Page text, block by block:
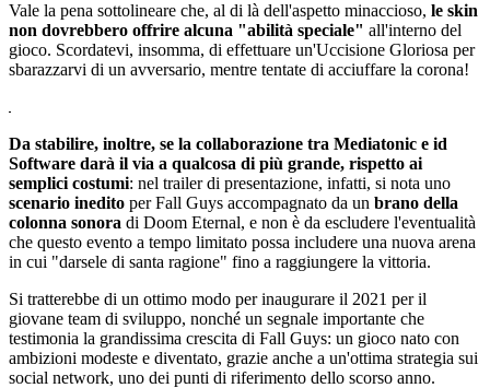
Vale la pena sottolineare che, al di là dell'aspetto minaccioso, le skin
non dovrebbero offrire alcuna "abilità speciale" all'interno del
gioco. Scordatevi, insomma, di effettuare un'Uccisione Gloriosa per
sbarazzarvi di un avversario, mentre tentate di acciuffare la corona!
Da stabilire, inoltre, se la collaborazione tra Mediatonic e id
Software darà il via a qualcosa di più grande, rispetto ai
semplici costumi: nel trailer di presentazione, infatti, si nota uno
scenario inedito per Fall Guys accompagnato da un brano della
colonna sonora di Doom Eternal, e non è da escludere l'eventualità
che questo evento a tempo limitato possa includere una nuova arena
in cui "darsele di santa ragione" fino a raggiungere la vittoria.
Si tratterebbe di un ottimo modo per inaugurare il 2021 per il
giovane team di sviluppo, nonché un segnale importante che
testimonia la grandissima crescita di Fall Guys: un gioco nato con
ambizioni modeste e diventato, grazie anche a un'ottima strategia sui
social network, uno dei punti di riferimento dello scorso anno.